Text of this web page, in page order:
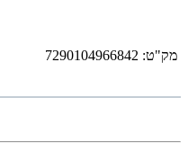
מק"ט: 7290104966842